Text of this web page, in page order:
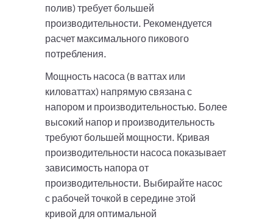
полив) требует большей
производительности. Рекомендуется
расчет максимального пикового
потребления.
Мощность насоса (в ваттах или
киловаттах) напрямую связана с
напором и производительностью. Более
высокий напор и производительность
требуют большей мощности. Кривая
производительности насоса показывает
зависимость напора от
производительности. Выбирайте насос
с рабочей точкой в середине этой
кривой для оптимальной